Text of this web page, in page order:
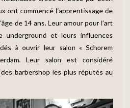
ont commencé l’apprentissage de
de 14 ans. Leur amour pour l’art
underground et leurs influences
à ouvrir leur salon « Schorem
Leur salon est considéré
des barbershop les plus réputés au